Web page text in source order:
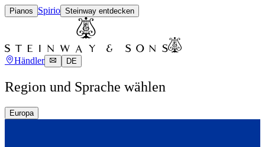
Pianos Spirio Steinway entdecken
Händler DE
Region und Sprache wählen
Europa